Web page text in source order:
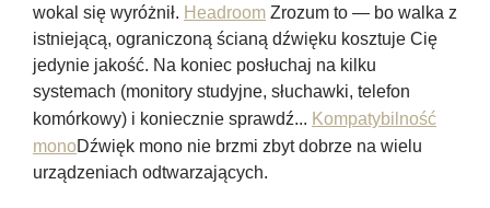
wokal się wyróżnił. Headroom Zrozum to — bo walka z
istniejącą, ograniczoną ścianą dźwięku kosztuje Cię
jedynie jakość. Na koniec posłuchaj na kilku
systemach (monitory studyjne, słuchawki, telefon
komórkowy) i koniecznie sprawdź... Kompatybilność
monoDźwięk mono nie brzmi zbyt dobrze na wielu
urządzeniach odtwarzających.